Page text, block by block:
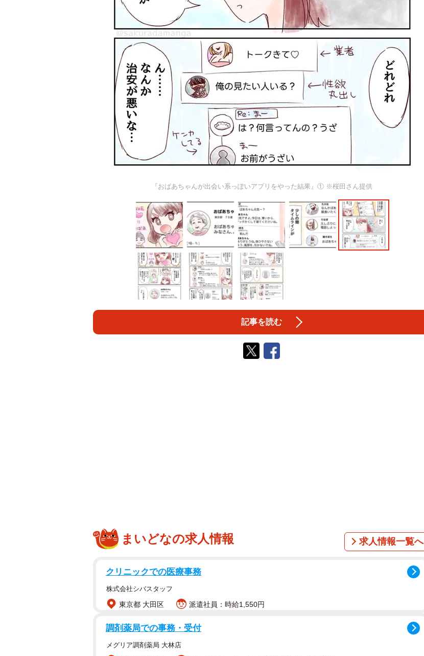
『おばあちゃんが出会い系っぽいアプリをやった結果』① ※桜田さん提供
記事を読む
まいどなの求人情報 求人情報一覧へ
クリニックでの医療事務
株式会社シバスタッフ
東京都 大田区 派遣社員：時給1,550円
調剤薬局での事務・受付
メグリア調剤薬局 大林店